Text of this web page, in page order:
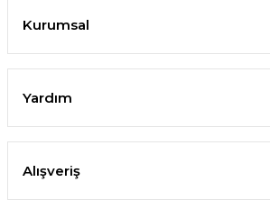
Kurumsal
Yardım
Alışveriş